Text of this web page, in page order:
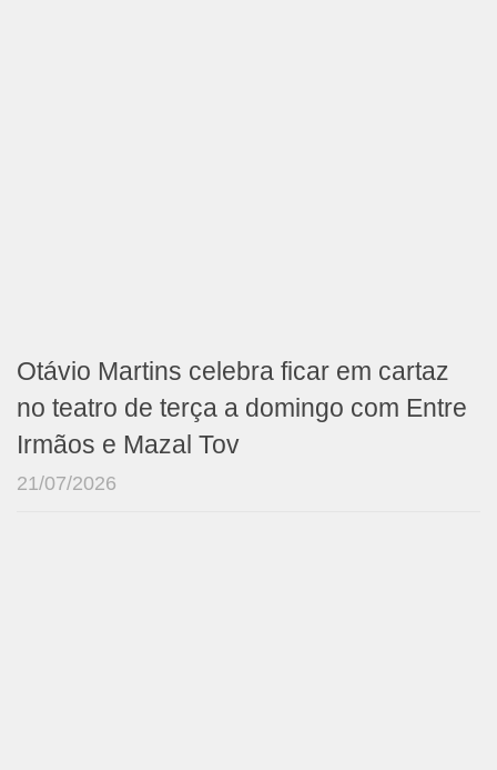
Otávio Martins celebra ficar em cartaz
no teatro de terça a domingo com Entre
Irmãos e Mazal Tov
21/07/2026